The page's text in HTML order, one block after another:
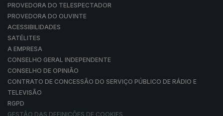
PROVEDORA DO TELESPECTADOR
PROVEDORA DO OUVINTE
ACESSIBILIDADES
SATÉLITES
A EMPRESA
CONSELHO GERAL INDEPENDENTE
CONSELHO DE OPINIÃO
CONTRATO DE CONCESSÃO DO SERVIÇO PÚBLICO DE RÁDIO E
TELEVISÃO
RGPD
GESTÃO DAS DEFINIÇÕES DE COOKIES